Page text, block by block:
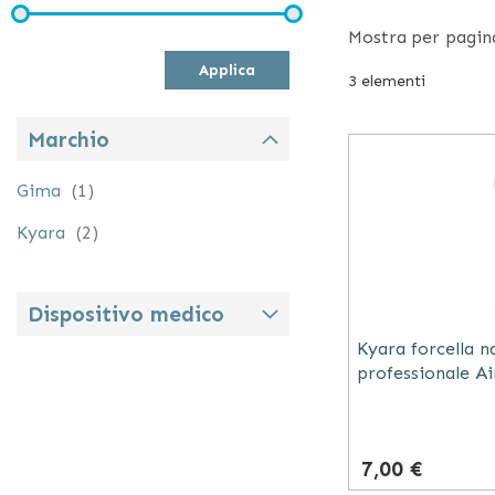
All’interno
confezioni,
ad esempio le
3 elementi
Mostra per
Kyara forcella
professionale
7,00 €
Applica
Marchio
Gima 1
elemento
Kyara 2
elementi
Dispositivo medico